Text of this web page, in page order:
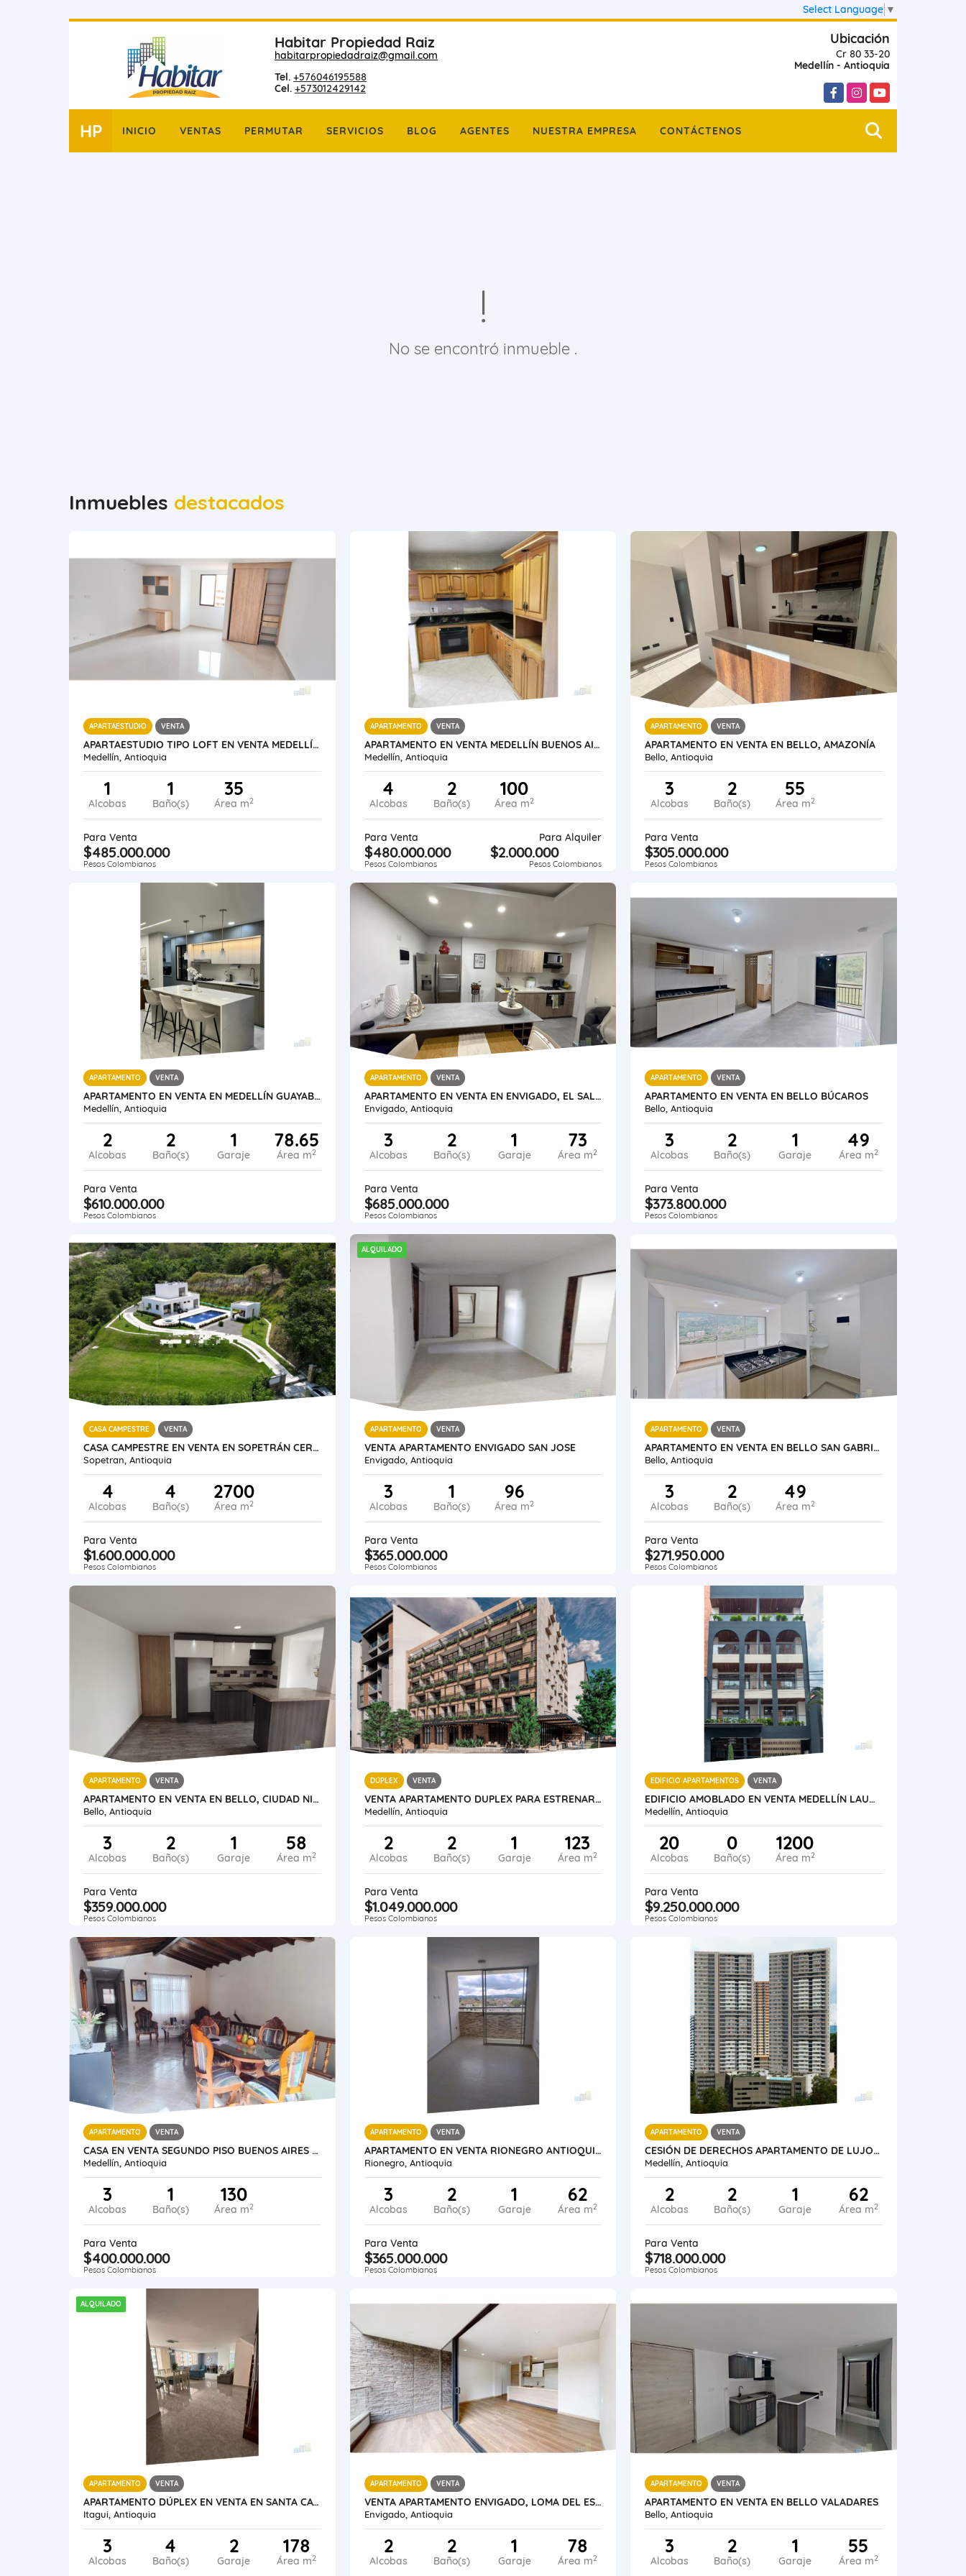
Select Language ▼
Habitar Propiedad Raiz
habitarpropiedadraiz@gmail.com
Tel. +576046195588
Cel. +573012429142
Ubicación
Cr 80 33-20
Medellín - Antioquia
FacebookInstagram
YouTube
HP INICIO VENTAS PERMUTAR SERVICIOS BLOG AGENTES NUESTRA EMPRESA CONTÁCTENOS
No se encontró inmueble .
Inmuebles destacados
APARTAESTUDIO VENTA
APARTAESTUDIO TIPO LOFT EN VENTA MEDELLÍN LAURELES SANTA TERESITA
Medellín, Antioquia
1
Alcobas
1
Baño(s)
35
Área m2
Para Venta
$485.000.000
Pesos Colombianos
APARTAMENTO VENTA
APARTAMENTO EN VENTA MEDELLÍN BUENOS AIRES
Medellín, Antioquia
4
Alcobas
2
Baño(s)
100
Área m2
Para Venta
$480.000.000
Pesos Colombianos
Para Alquiler
$2.000.000
Pesos Colombianos
APARTAMENTO VENTA
APARTAMENTO EN VENTA EN BELLO, AMAZONÍA
Bello, Antioquia
3
Alcobas
2
Baño(s)
55
Área m2
Para Venta
$305.000.000
Pesos Colombianos
APARTAMENTO VENTA
APARTAMENTO EN VENTA EN MEDELLÍN GUAYABAL
Medellín, Antioquia
2
Alcobas
2
Baño(s)
1
Garaje
78.65
Área m2
Para Venta
$610.000.000
Pesos Colombianos
APARTAMENTO VENTA
APARTAMENTO EN VENTA EN ENVIGADO, EL SALADO
Envigado, Antioquia
3
Alcobas
2
Baño(s)
1
Garaje
73
Área m2
Para Venta
$685.000.000
Pesos Colombianos
APARTAMENTO VENTA
APARTAMENTO EN VENTA EN BELLO BÚCAROS
Bello, Antioquia
3
Alcobas
2
Baño(s)
1
Garaje
49
Área m2
Para Venta
$373.800.000
Pesos Colombianos
CASA CAMPESTRE VENTA
CASA CAMPESTRE EN VENTA EN SOPETRÁN CERCA A ECOPARQUE EL GAITERO
Sopetran, Antioquia
4
Alcobas
4
Baño(s)
2700
Área m2
Para Venta
$1.600.000.000
Pesos Colombianos
ALQUILADO
APARTAMENTO VENTA
VENTA APARTAMENTO ENVIGADO SAN JOSE
Envigado, Antioquia
3
Alcobas
1
Baño(s)
96
Área m2
Para Venta
$365.000.000
Pesos Colombianos
APARTAMENTO VENTA
APARTAMENTO EN VENTA EN BELLO SAN GABRIEL
Bello, Antioquia
3
Alcobas
2
Baño(s)
49
Área m2
Para Venta
$271.950.000
Pesos Colombianos
APARTAMENTO VENTA
APARTAMENTO EN VENTA EN BELLO, CIUDAD NIQUÍA
Bello, Antioquia
3
Alcobas
2
Baño(s)
1
Garaje
58
Área m2
Para Venta
$359.000.000
Pesos Colombianos
DÚPLEX VENTA
VENTA APARTAMENTO DUPLEX PARA ESTRENAR MEDELLÍN LAURELES
Medellín, Antioquia
2
Alcobas
2
Baño(s)
1
Garaje
123
Área m2
Para Venta
$1.049.000.000
Pesos Colombianos
EDIFICIO APARTAMENTOS VENTA
EDIFICIO AMOBLADO EN VENTA MEDELLÍN LAURELES SANTA TERESITA
Medellín, Antioquia
20
Alcobas
0
Baño(s)
1200
Área m2
Para Venta
$9.250.000.000
Pesos Colombianos
APARTAMENTO VENTA
CASA EN VENTA SEGUNDO PISO BUENOS AIRES MEDELLIN
Medellín, Antioquia
3
Alcobas
1
Baño(s)
130
Área m2
Para Venta
$400.000.000
Pesos Colombianos
APARTAMENTO VENTA
APARTAMENTO EN VENTA RIONEGRO ANTIOQUIA MILLA FONTIBÓN.
Rionegro, Antioquia
3
Alcobas
2
Baño(s)
1
Garaje
62
Área m2
Para Venta
$365.000.000
Pesos Colombianos
APARTAMENTO VENTA
CESIÓN DE DERECHOS APARTAMENTO DE LUJO MEDELLÍN BARRIO LAS PALMAS
Medellín, Antioquia
2
Alcobas
2
Baño(s)
1
Garaje
62
Área m2
Para Venta
$718.000.000
Pesos Colombianos
ALQUILADO
APARTAMENTO VENTA
APARTAMENTO DÚPLEX EN VENTA EN SANTA CATALINA, ITAGÜÍ
Itagui, Antioquia
3
Alcobas
4
Baño(s)
2
Garaje
178
Área m2
APARTAMENTO VENTA
VENTA APARTAMENTO ENVIGADO, LOMA DEL ESCOBERO
Envigado, Antioquia
2
Alcobas
2
Baño(s)
1
Garaje
78
Área m2
APARTAMENTO VENTA
APARTAMENTO EN VENTA EN BELLO VALADARES
Bello, Antioquia
3
Alcobas
2
Baño(s)
1
Garaje
55
Área m2